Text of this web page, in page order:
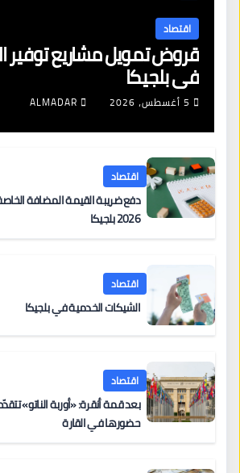
اقتصاد
قروض تمويل مشاريع توفير
في بلجيكا
5 أغسطس، 2026 ALMADAR
اقتصاد
دفع ضريبة القيمة المضافة
2026 بلجيكا
اقتصاد
الشيكات الخدمية في بلجيكا
اقتصاد
بعد قمة أنقرة: «أوربة الناتو»
حضورها في القارة